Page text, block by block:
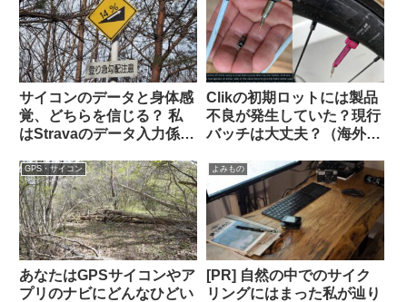
サイコンのデータと身体感
覚、どちらを信じる？ 私
はStravaのデータ入力係に
（海外掲示板から）
Clikの初期ロットには製品
不良が発生していた？現行
バッチは大丈夫？（海外掲
GPS・サイコン
あなたはGPSサイコンやア
プリのナビにどんなひどい
よみもの
[PR] 自然の中でのサイク
リングにはまった私が辿り